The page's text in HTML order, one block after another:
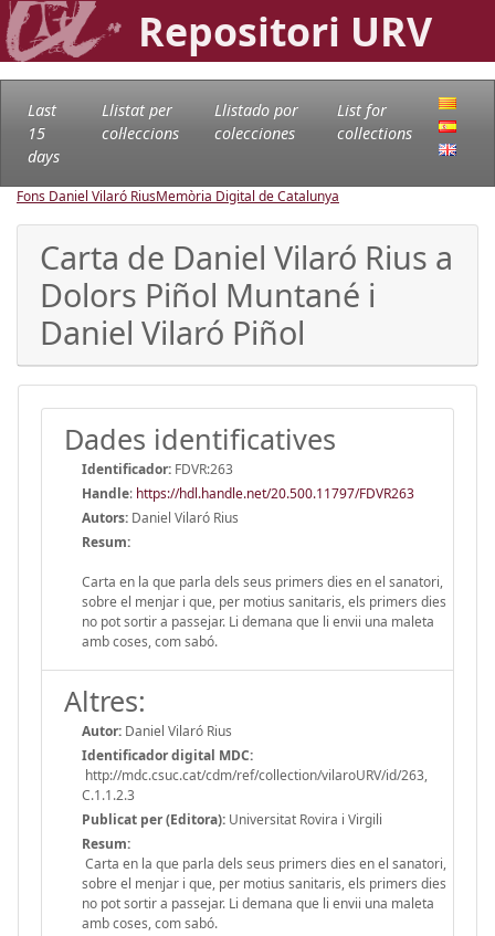
Repositori URV
Last
15
days
Llistat per
col·leccions
Llistado por
colecciones
List for
collections
Fons Daniel Vilaró RiusMemòria Digital de Catalunya
Carta de Daniel Vilaró Rius a
Dolors Piñol Muntané i
Daniel Vilaró Piñol
Dades identificatives
Identificador: FDVR:263
Handle: https://hdl.handle.net/20.500.11797/FDVR263
Autors: Daniel Vilaró Rius
Resum:
Carta en la que parla dels seus primers dies en el sanatori,
sobre el menjar i que, per motius sanitaris, els primers dies
no pot sortir a passejar. Li demana que li envii una maleta
amb coses, com sabó.
Altres:
Autor: Daniel Vilaró Rius
Identificador digital MDC:
http://mdc.csuc.cat/cdm/ref/collection/vilaroURV/id/263,
C.1.1.2.3
Publicat per (Editora): Universitat Rovira i Virgili
Resum:
Carta en la que parla dels seus primers dies en el sanatori,
sobre el menjar i que, per motius sanitaris, els primers dies
no pot sortir a passejar. Li demana que li envii una maleta
amb coses, com sabó.